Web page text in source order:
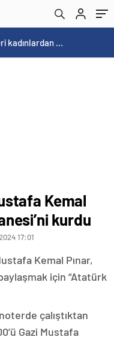
Norweç silahlı kuvvetleri kadınlardan oluşan özel kuvvetler eğitimlerini başlattı.
Kemal
kurdu
17:01
Kemal Pınar,
için “Atatürk
çalıştıktan
Gazi Mustafa